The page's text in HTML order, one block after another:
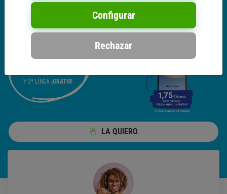
61
Y 2ª LÍNEA ¡GRATIS!
LA QUIERO
Configurar
Rechazar